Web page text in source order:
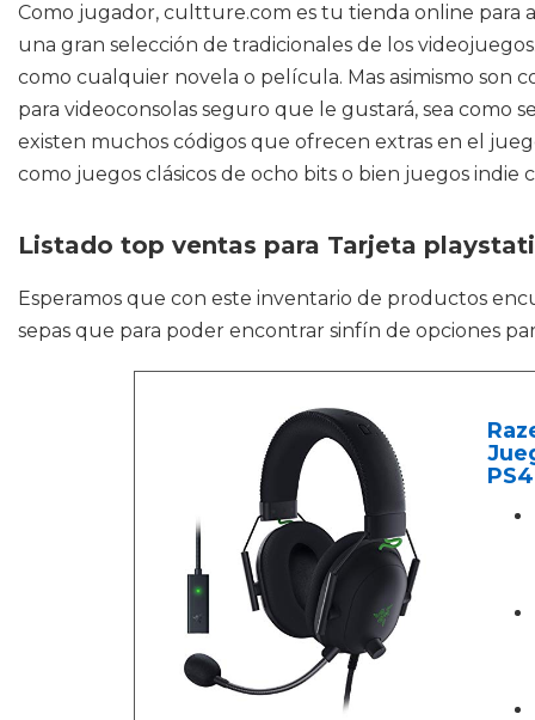
Como jugador, cultture.com es tu tienda online para
una gran selección de tradicionales de los
como cualquier novela o película. Mas asimismo son
para videoconsolas seguro que le gustará, sea como
existen muchos códigos que ofrecen extras en el
como juegos clásicos de ocho bits o bien juegos
Listado top ventas para Tarjeta
Esperamos que con este inventario de productos
sepas que para poder encontrar sinfín de opciones